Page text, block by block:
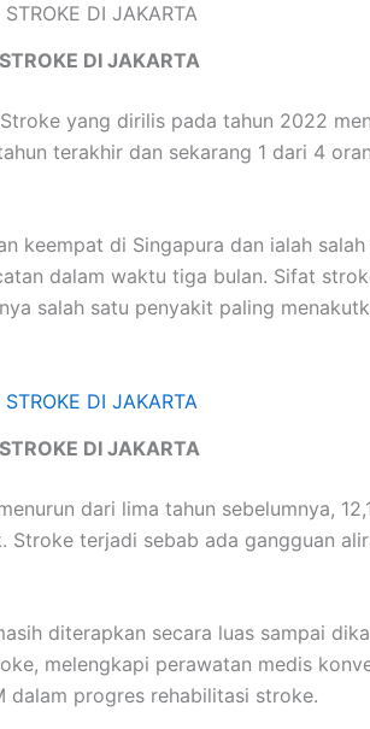
DI JAKARTA
yang dirilis pada tahun 2022
terakhir dan sekarang 1 dari 4
keempat di Singapura dan ialah
dalam waktu tiga bulan. Sifat
salah satu penyakit paling
DI JAKARTA
dari lima tahun sebelumnya,
terjadi sebab ada gangguan
diterapkan secara luas sampai
melengkapi perawatan medis
dalam progres rehabilitasi stroke.